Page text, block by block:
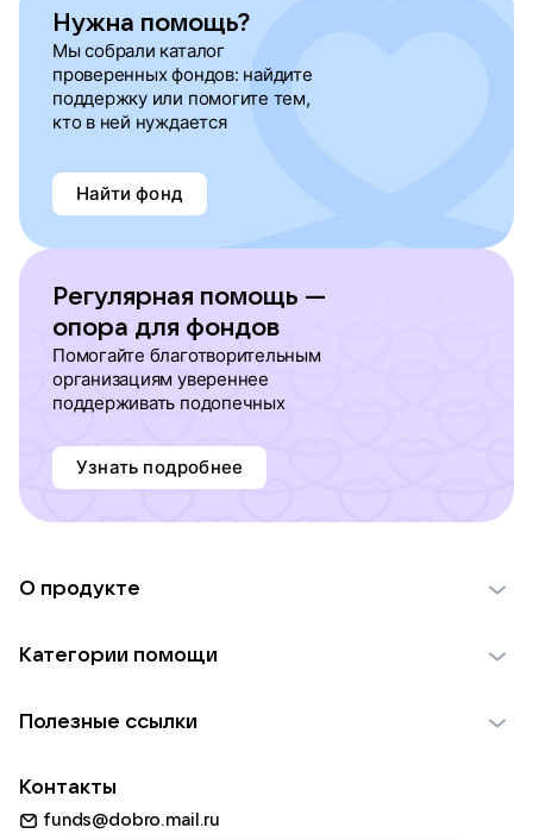
Нужна помощь?
Мы собрали каталог
проверенных фондов: найдите
поддержку или помогите тем,
кто в ней нуждается
Найти фонд
Регулярная помощь —
опора для фондов
Помогайте благотворительным
организациям увереннее
поддерживать подопечных
Узнать подробнее
О продукте
Использование материалов
Для НКО
Партнерам
Категории помощи
Пожилым
Животным
Полезные ссылки
Контакты
funds@dobro.mail.ru